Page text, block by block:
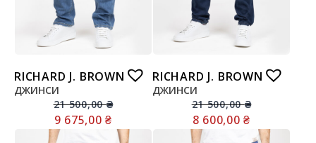
RICHARD J. BROWN
ДЖИНСИ
21 500,00₴
9 675,00₴
RICHARD J. BROWN
ДЖИНСИ
21 500,00₴
8 600,00₴